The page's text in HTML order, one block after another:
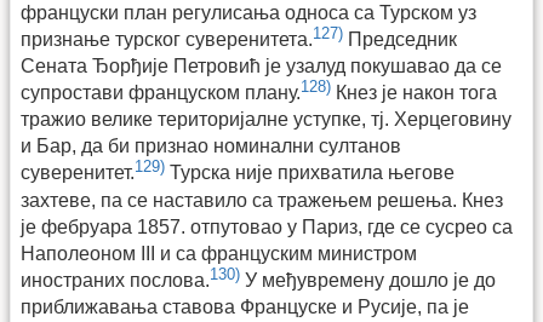
француски план регулисања односа са Турском уз
признање турског суверенитета.127) Председник
Сената Ђорђије Петровић је узалуд покушавао да се
супростави француском плану.128) Кнез је након тога
тражио велике територијалне уступке, тј. Херцеговину
и Бар, да би признао номинални султанов
суверенитет.129) Турска није прихватила његове
захтеве, па се наставило са тражењем решења. Кнез
је фебруара 1857. отпутовао у Париз, где се сусрео са
Наполеоном III и са француским министром
иностраних послова.130) У међувремену дошло је до
приближавања ставова Француске и Русије, па је